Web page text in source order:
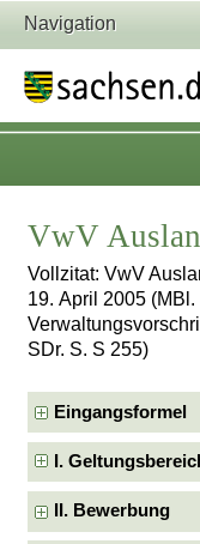
Navigation
VwV
Vollzitat: VwV
19. April 2005
SDr. S. S 255)
Eingangsformel
I.
II. Bewerbung